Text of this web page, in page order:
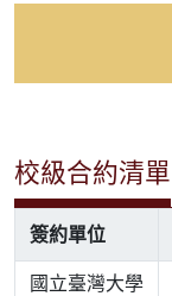
校級合約清單
簽約單位
國立臺灣大學